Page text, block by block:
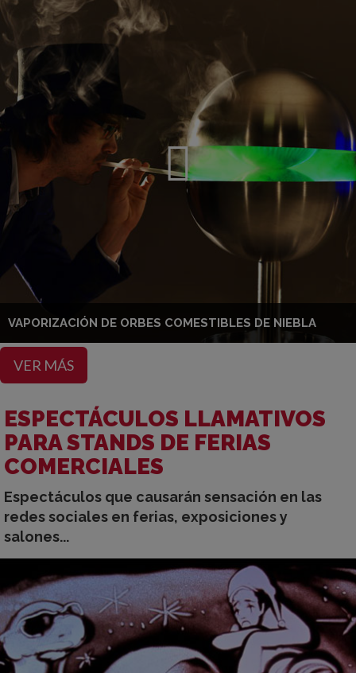
VAPORIZACIÓN DE ORBES COMESTIBLES DE NIEBLA
VER MÁS
ESPECTÁCULOS LLAMATIVOS
PARA STANDS DE FERIAS
COMERCIALES
Espectáculos que causarán sensación en las
redes sociales en ferias, exposiciones y
salones...